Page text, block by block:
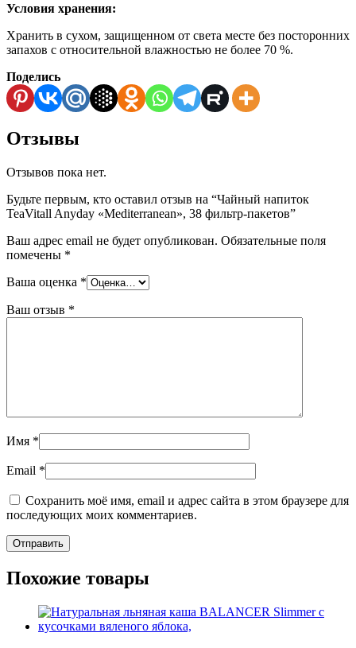
Условия хранения:
Хранить в сухом, защищенном от света месте без посторонних
запахов с относительной влажностью не более 70 %.
Поделись
Отзывы
Отзывов пока нет.
Будьте первым, кто оставил отзыв на “Чайный напиток
TeaVitall Anyday «Mediterranean», 38 фильтр-пакетов”
Ваш адрес email не будет опубликован. Обязательные поля
помечены *
Ваша оценка *
Ваш отзыв *
Имя *
Email *
Сохранить моё имя, email и адрес сайта в этом браузере для
последующих моих комментариев.
Похожие товары